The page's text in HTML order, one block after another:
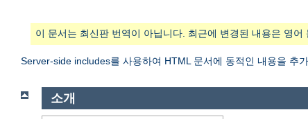
이 문서는 최신판 번역이 아닙니다. 최근에 변경된 내용은 영어
Server-side includes를 사용하여 HTML 문서에 동적인 내용을 추
소개